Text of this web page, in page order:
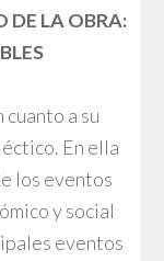
DE LA OBRA:
a su
En ella
los eventos
y social
eventos